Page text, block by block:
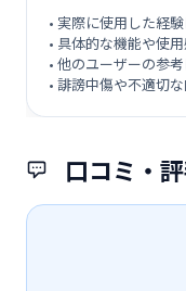
口コミ・
• 実際に使用した経
• 具体的な機能や使
• 他のユーザーの参
• 誹謗中傷や不適切